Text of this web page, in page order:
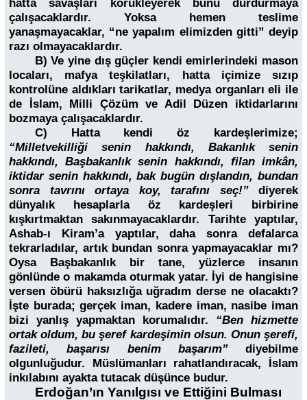
hatta savaşları körükleyerek bunu durdurmaya
çalışacaklardır. Yoksa hemen teslime
yanaşmayacaklar, “ne yapalım elimizden gitti” deyip
razı olmayacaklardır.
B) Ve yine dış güçler kendi emirlerindeki mason
locaları, mafya teşkilatları, hatta içimize sızıp
kontrolüne aldıkları tarikatlar, medya organları eli ile
de İslam, Milli Çözüm ve Adil Düzen iktidarlarını
bozmaya çalışacaklardır.
C) Hatta kendi öz kardeşlerimize;
“Milletvekilliği senin hakkındı, Bakanlık senin
hakkındı, Başbakanlık senin hakkındı, filan imkân,
iktidar senin hakkındı, bak bugün dışlandın, bundan
sonra tavrını ortaya koy, tarafını seç!” diyerek
dünyalık hesaplarla öz kardeşleri birbirine
kışkırtmaktan sakınmayacaklardır. Tarihte yaptılar,
Ashab-ı Kiram’a yaptılar, daha sonra defalarca
tekrarladılar, artık bundan sonra yapmayacaklar mı?
Oysa Başbakanlık bir tane, yüzlerce insanın
gönlünde o makamda oturmak yatar. İyi de hangisine
versen öbürü haksızlığa uğradım derse ne olacaktı?
İşte burada; gerçek iman, kadere iman, nasibe iman
bizi yanlış yapmaktan korumalıdır. “Ben hizmette
ortak oldum, bu şeref kardeşimin olsun. Onun şerefi,
fazileti, başarısı benim başarım” diyebilme
olgunluğudur. Müslümanları rahatlandıracak, İslam
inkılabını ayakta tutacak düşünce budur.
Erdoğan’ın Yanılgısı ve Ettiğini Bulması